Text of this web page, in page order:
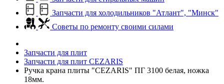
Запчасти для холодильников "Атлант", "Минск"
Советы по ремонту своими силами
Запчасти для плит
Запчасти для плит CEZARIS
Ручка крана плиты "CEZARIS" ПГ 3100 белая, ножка
18мм.